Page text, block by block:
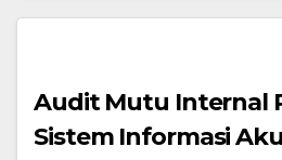
Audit Mutu Internal
Sistem Informasi